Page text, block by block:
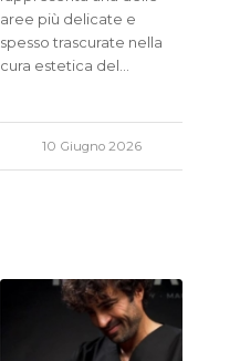
aree più delicate e
spesso trascurate nella
cura estetica del…
10 Giugno 2026